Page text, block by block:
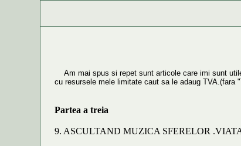
Am mai spus si repet sunt articole care imi sunt
cu resursele mele limitate caut sa le adaug
Partea a treia
9. ASCULTAND MUZICA SFERELOR